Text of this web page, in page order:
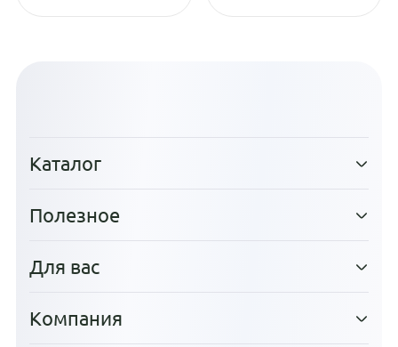
Каталог
Полезное
Для вас
Компания